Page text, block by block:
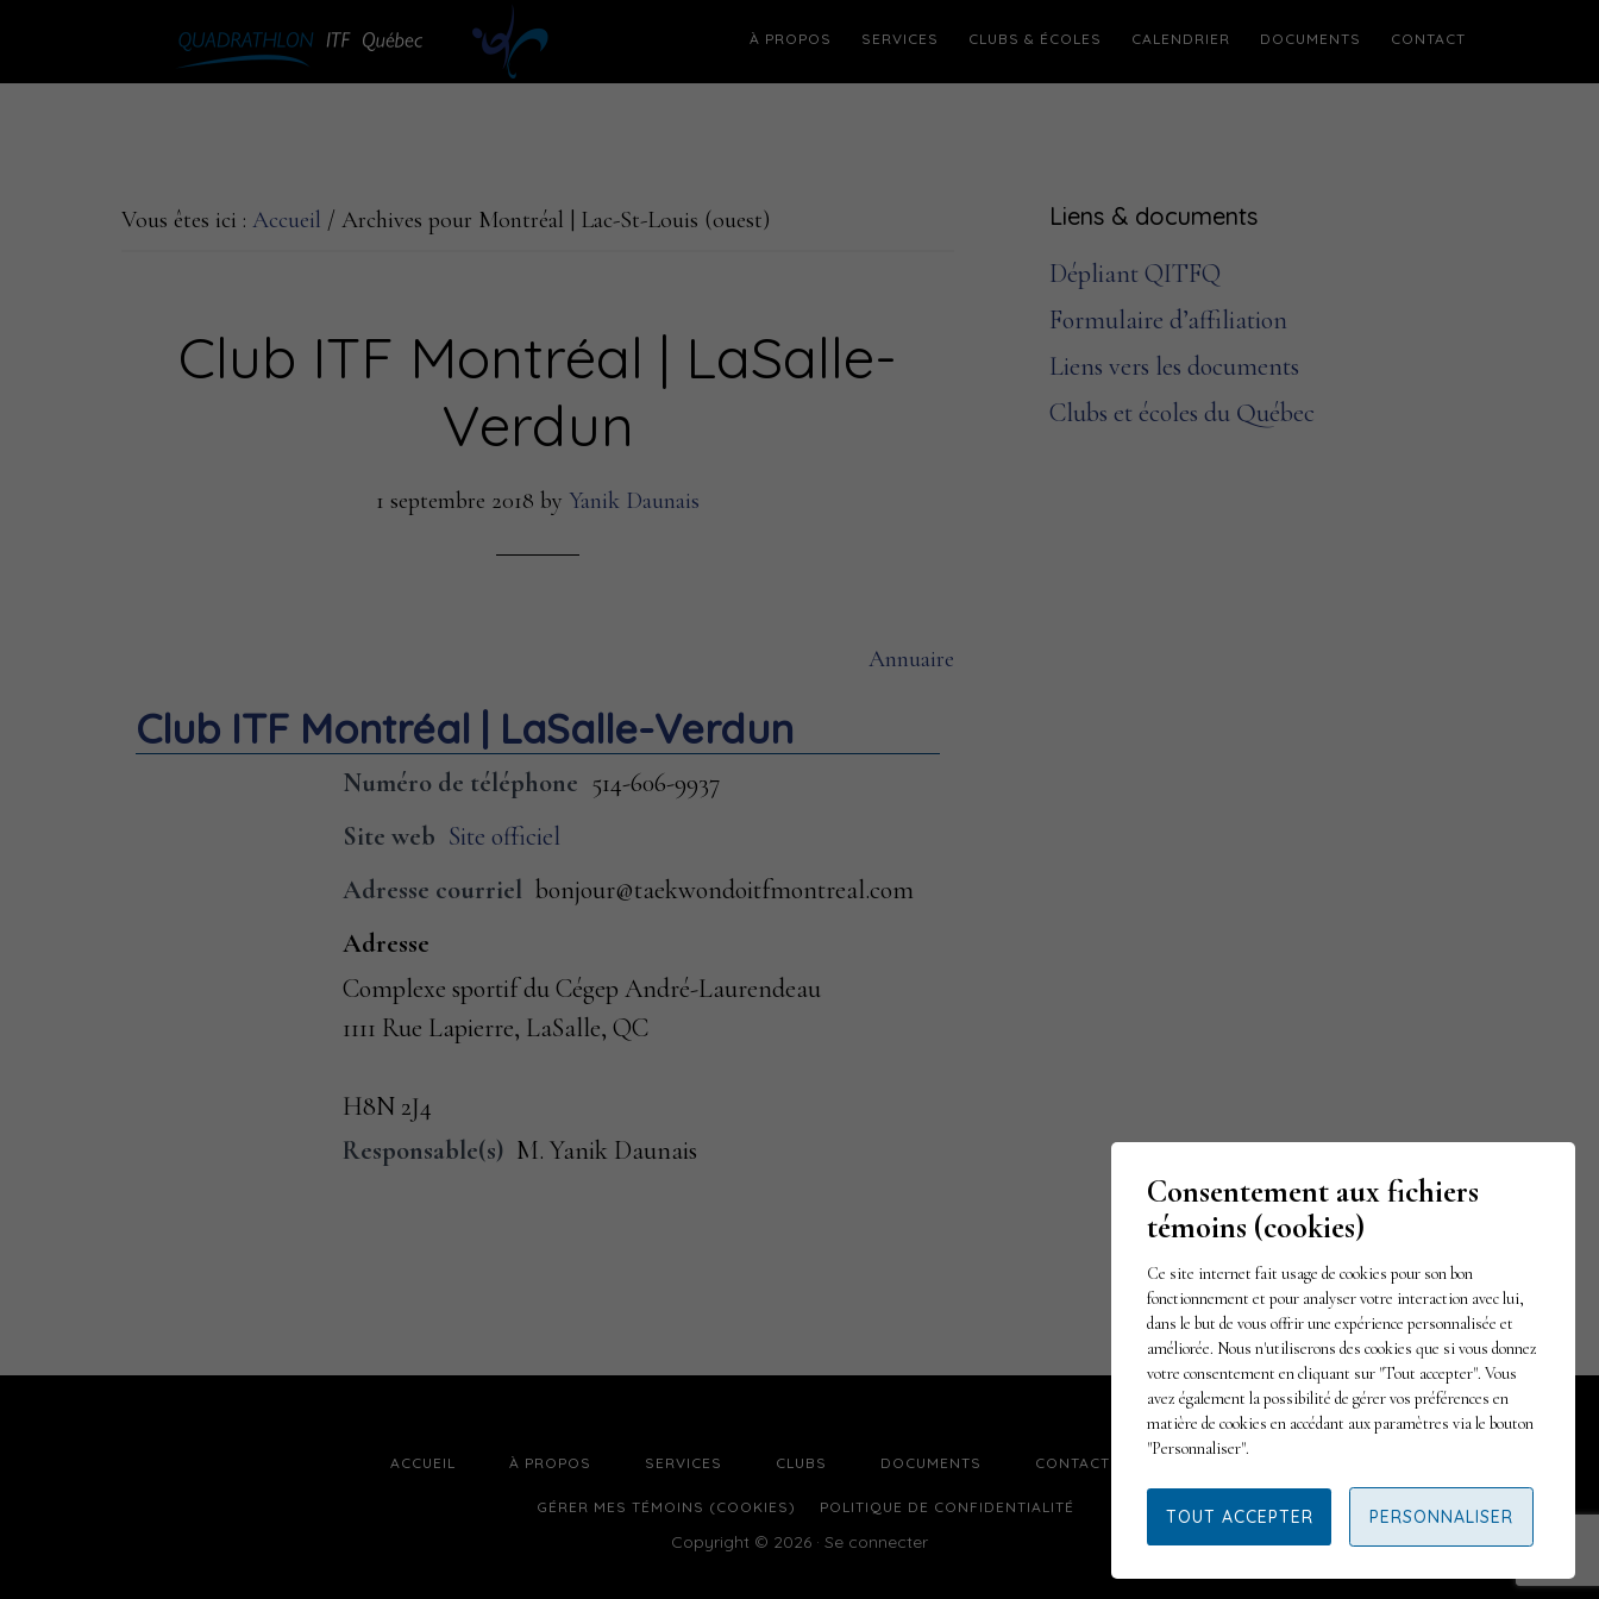
À PROPOS SERVICES CLUBS & ÉCOLES CALENDRIER DOCUMENTS CONTACT
Vous êtes ici : Accueil / Archives pour Montréal | Lac-St-Louis (ouest)
Club ITF Montréal | LaSalle-
Verdun
1 septembre 2018 by Yanik Daunais
Annuaire
Club ITF Montréal | LaSalle-Verdun
Numéro de téléphone 514-606-9937
Site web Site officiel
Adresse courriel bonjour@taekwondoitfmontreal.com
Adresse
Complexe sportif du Cégep André-Laurendeau
1111 Rue Lapierre, LaSalle, QC
H8N 2J4
Responsable(s) M. Yanik Daunais
Barre
latérale
principale
Liens & documents
Dépliant QITFQ
Formulaire d’affiliation
Liens vers les documents
Clubs et écoles du Québec
ACCUEIL À PROPOS SERVICES CLUBS DOCUMENTS CONTACT
GÉRER MES TÉMOINS (COOKIES) POLITIQUE DE CONFIDENTIALITÉ
Copyright © 2026 · Se connecter
Consentement aux fichiers
témoins (cookies)
Ce site internet fait usage de cookies pour son bon
fonctionnement et pour analyser votre interaction avec lui,
dans le but de vous offrir une expérience personnalisée et
améliorée. Nous n'utiliserons des cookies que si vous donnez
votre consentement en cliquant sur "Tout accepter". Vous
avez également la possibilité de gérer vos préférences en
matière de cookies en accédant aux paramètres via le bouton
"Personnaliser".
TOUT ACCEPTER PERSONNALISER